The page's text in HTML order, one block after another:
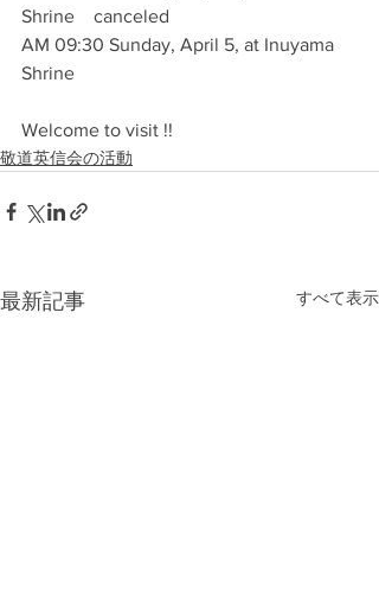
Shrine　canceled
AM 09:30 Sunday, April 5, at Inuyama
Shrine
Welcome to visit !!
敬道英信会の活動
最新記事 すべて表示